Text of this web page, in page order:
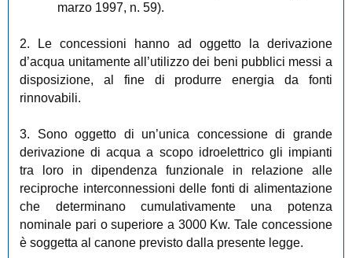
marzo 1997, n. 59).
2. Le concessioni hanno ad oggetto la derivazione
d’acqua unitamente all’utilizzo dei beni pubblici messi a
disposizione, al fine di produrre energia da fonti
rinnovabili.
3. Sono oggetto di un’unica concessione di grande
derivazione di acqua a scopo idroelettrico gli impianti
tra loro in dipendenza funzionale in relazione alle
reciproche interconnessioni delle fonti di alimentazione
che determinano cumulativamente una potenza
nominale pari o superiore a 3000 Kw. Tale concessione
è soggetta al canone previsto dalla presente legge.